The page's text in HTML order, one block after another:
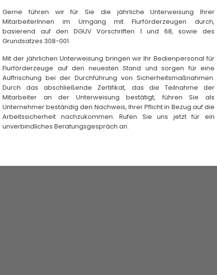
Gerne führen wir für Sie die jährliche Unterweisung Ihrer
MitarbeiterInnen im Umgang mit Flurförderzeugen durch,
basierend auf den DGUV Vorschriften 1 und 68, sowie des
Grundsatzes 308-001.
Mit der jährlichen Unterweisung bringen wir Ihr Bedienpersonal für
Flurförderzeuge auf den neuesten Stand und sorgen für eine
Auffrischung bei der Durchführung von Sicherheitsmaßnahmen.
Durch das abschließende Zertifikat, das die Teilnahme der
Mitarbeiter an der Unterweisung bestätigt, führen Sie als
Unternehmer beständig den Nachweis, Ihrer Pflicht in Bezug auf die
Arbeitssicherheit nachzukommen. Rufen Sie uns jetzt für ein
unverbindliches Beratungsgespräch an.